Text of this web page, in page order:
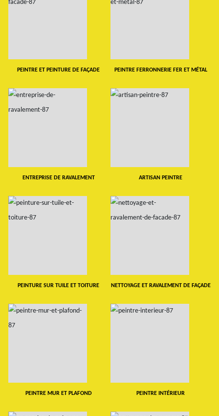
PEINTRE ET PEINTURE DE FAÇADE PEINTRE FERRONNERIE FER ET MÉTAL
ENTREPRISE DE RAVALEMENT ARTISAN PEINTRE
PEINTURE SUR TUILE ET TOITURE NETTOYAGE ET RAVALEMENT DE FAÇADE
PEINTRE MUR ET PLAFOND PEINTRE INTÉRIEUR